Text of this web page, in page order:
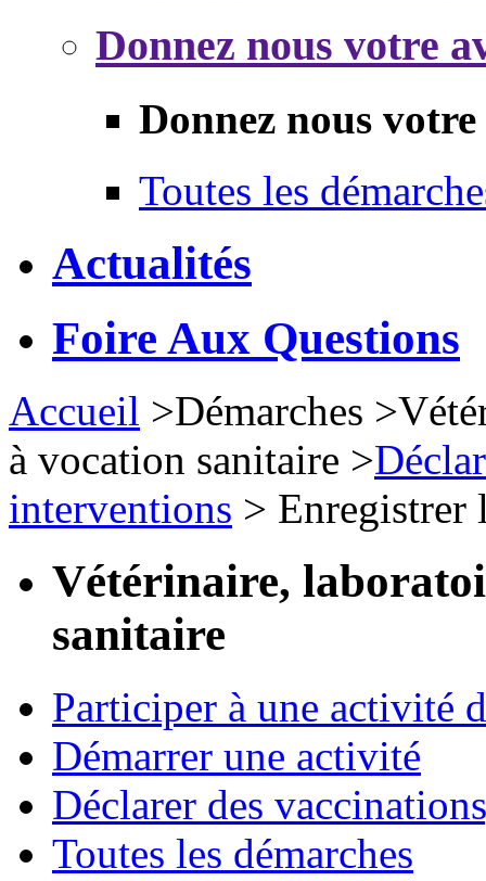
Donnez nous votre
Donnez nous
Toutes les
Actualités
Foire Aux Questions
Accueil >Démarches >
à vocation sanitaire >
interventions > Enregistrer
Vétérinaire,
sanitaire
Participer à une activité
Démarrer une activité
Déclarer des
Toutes les démarches